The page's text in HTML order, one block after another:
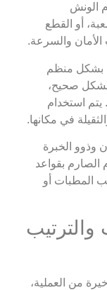
الونش
أو القطع
والسرعة.
بشكل منظم
بشكل صحيح،
يتم استخدام
في مكانها.
وذوو الخبرة
الصارم بقواعد
المطبات أو
والترتيب
من العملية،